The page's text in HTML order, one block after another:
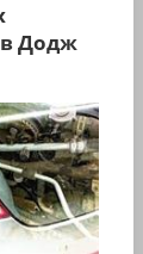
Додж